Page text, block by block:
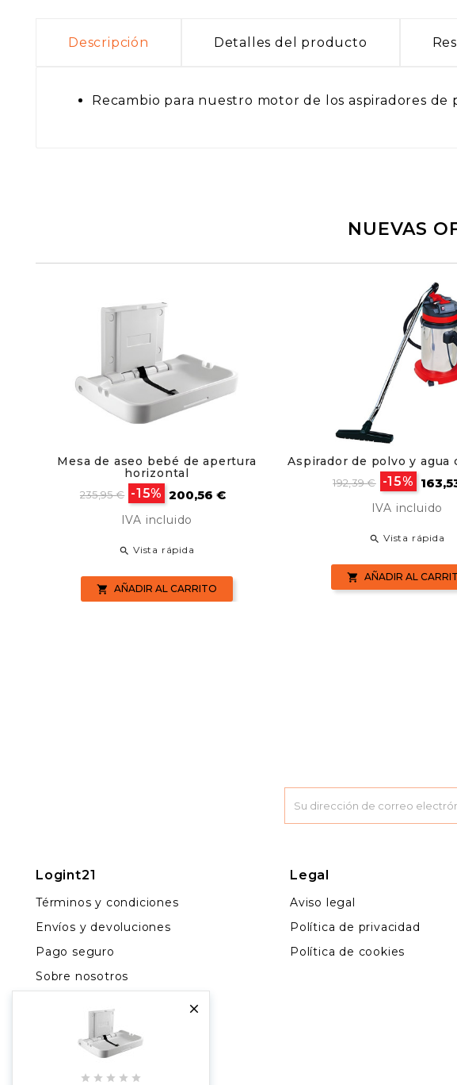

    
Descripción Detalles del producto
Recambio para nuestro motor de los aspiradores de
NUEVAS
Mesa de aseo bebé de apertura
horizontal
Precio
235,95 € -15% Precio
200,56 €
IVA incluido
 Vista rápida
 AÑADIR AL CARRITO
Aspirador de polvo y agua
Precio
192,39 € -15%
IVA incluido
 Vista rápida
 AÑADIR AL
Logint21
Términos y condiciones
Envíos y devoluciones
Pago seguro
Sobre nosotros
Más vendidos
Legal
Aviso legal
Política de privacidad
Política de cookies